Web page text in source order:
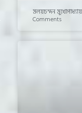
মলয়চন্দন মুখোপাধ্যায়
Comments